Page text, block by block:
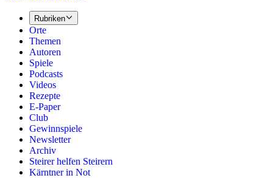
Rubriken
Orte
Themen
Autoren
Spiele
Podcasts
Videos
Rezepte
E-Paper
Club
Gewinnspiele
Newsletter
Archiv
Steirer helfen Steirern
Kärntner in Not